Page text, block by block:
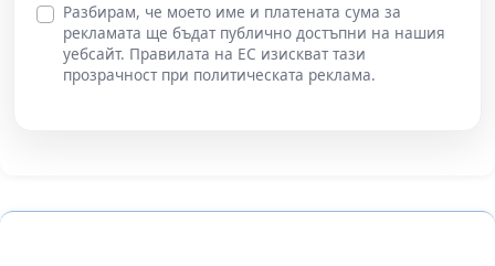
Разбирам, че моето име и платената сума за
рекламата ще бъдат публично достъпни на нашия
уебсайт. Правилата на ЕС изискват тази
прозрачност при политическата реклама.